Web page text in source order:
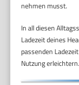
nehmen musst.
In all diesen
Ladezeit deines
passenden
Nutzung erleichtern.